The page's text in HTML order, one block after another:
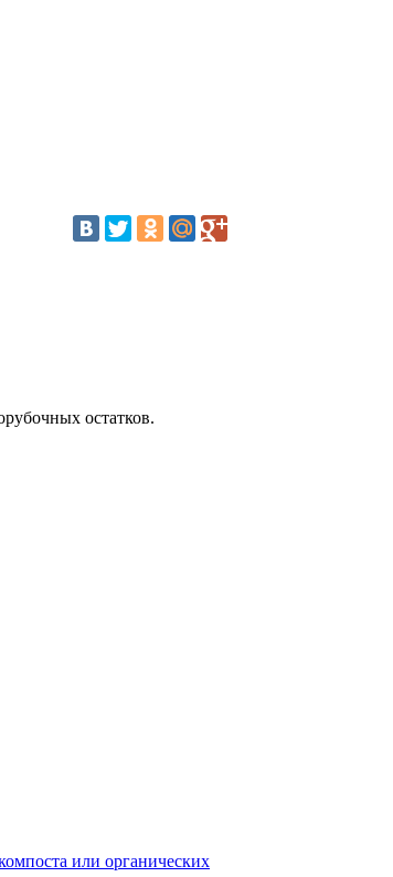
остатков.
или органических